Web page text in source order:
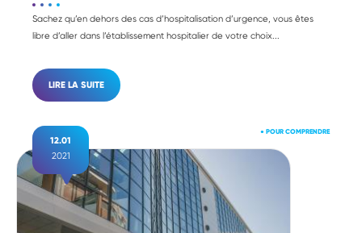
Sachez qu’en dehors des cas d’hospitalisation d’urgence, vous êtes
libre d’aller dans l’établissement hospitalier de votre choix...
LIRE LA SUITE
12.01
2021
● POUR COMPRENDRE